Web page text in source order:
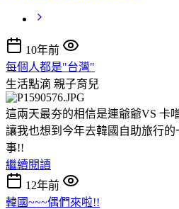
10年前
每個人都是"台灣"
生活點滴 親子育兒
這兩天最夯的相信是連爺爺VS 卡
讓我也想到今年去韓國自助旅行
事!!
繼續閱讀
12年前
韓國~~~偶們來啦!!